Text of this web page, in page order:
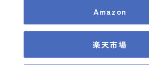
Amazon
楽天市場